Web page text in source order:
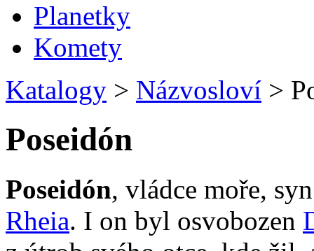
Planetky
Komety
Katalogy > Názvosloví >
Poseidón
Poseidón, vládce moře,
Rheia. I on byl osvobozen